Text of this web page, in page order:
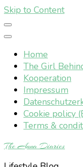
Skip to Content
Home
The Girl
Kooperation
Impressum
Cookie policy
Terms &
The Anna Diaries